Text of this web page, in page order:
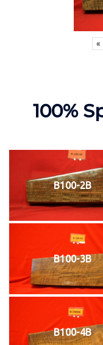
«
100%
B100-2B
B100-3B
B100-4B